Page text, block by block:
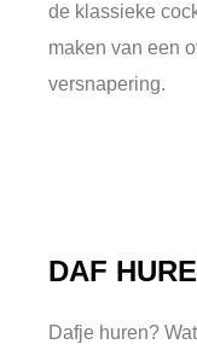
de klassieke
maken van een
versnapering.
DAF
Dafje huren?